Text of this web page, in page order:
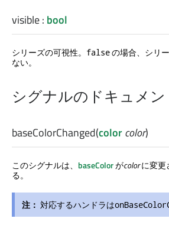
visible: bool
シリーズの可視性。 falseの場合、シリ
ない。
シグナルのドキュメン
baseColorChanged(colorcolor)
このシグナルは、 baseColorがcolorに変更
る。
注： 対応するハンドラは